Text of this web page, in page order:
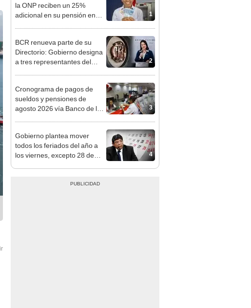
1
adicional en su pensión en
agosto
2
Directorio: Gobierno designa
a tres representantes del
Ejecutivo
3
sueldos y pensiones de
agosto 2026 vía Banco de la
Nación: conoce las fechas de
4
todos los feriados del año a
los viernes, excepto 28 de
julio, Navidad y Año Nuevo